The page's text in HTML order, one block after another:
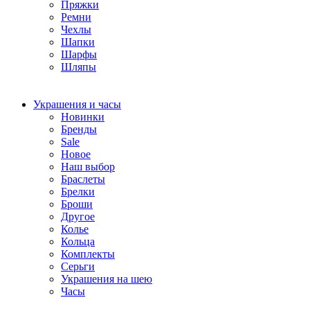
Пряжки
Ремни
Чехлы
Шапки
Шарфы
Шляпы
Украшения и часы
Новинки
Бренды
Sale
Новое
Наш выбор
Браслеты
Брелки
Броши
Другое
Колье
Кольца
Комплекты
Серьги
Украшения на шею
Часы